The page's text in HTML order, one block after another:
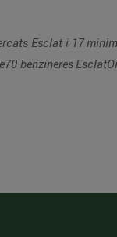
Esclat i 17
benzineres